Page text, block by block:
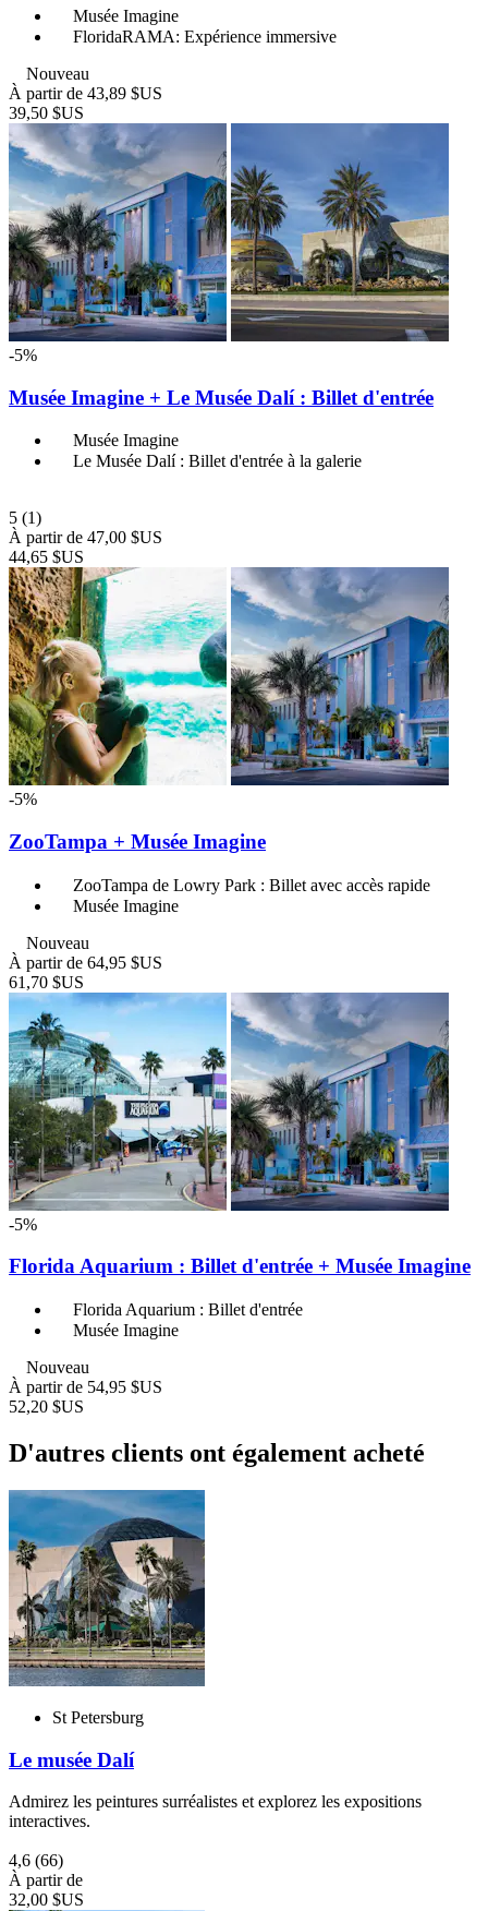
Musée Imagine
FloridaRAMA: Expérience immersive
Nouveau
À partir de 43,89 $US
39,50 $US
-5%
Musée Imagine + Le Musée Dalí : Billet d'entrée
Musée Imagine
Le Musée Dalí : Billet d'entrée à la galerie
5 (1)
À partir de 47,00 $US
44,65 $US
-5%
ZooTampa + Musée Imagine
ZooTampa de Lowry Park : Billet avec accès rapide
Musée Imagine
Nouveau
À partir de 64,95 $US
61,70 $US
-5%
Florida Aquarium : Billet d'entrée + Musée Imagine
Florida Aquarium : Billet d'entrée
Musée Imagine
Nouveau
À partir de 54,95 $US
52,20 $US
D'autres clients ont également acheté
St Petersburg
Le musée Dalí
Admirez les peintures surréalistes et explorez les expositions
interactives.
4,6 (66)
À partir de
32,00 $US